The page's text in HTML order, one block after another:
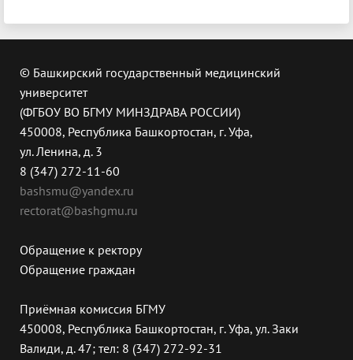
© Башкирский государственный медицинский
университет
(ФГБОУ ВО БГМУ МИНЗДРАВА РОССИИ)
450008, Республика Башкортостан, г. Уфа,
ул. Ленина, д. 3
8 (347) 272-11-60
bashsmu@yandex.ru
rectorat@bashgmu.ru
Обращение к ректору
Обращение граждан
Приёмная комиссия БГМУ
450008, Республика Башкортостан, г. Уфа, ул. Заки
Валиди, д. 47; тел: 8 (347) 272-92-31